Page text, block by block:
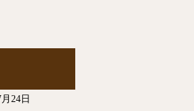
24日